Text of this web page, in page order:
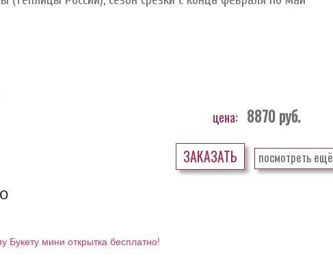
цена: 8870руб.
ЗАКАЗАТЬ посмотреть ещё
Букету мини открытка бесплатно!